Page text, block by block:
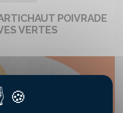
POIVRADE
VERTES